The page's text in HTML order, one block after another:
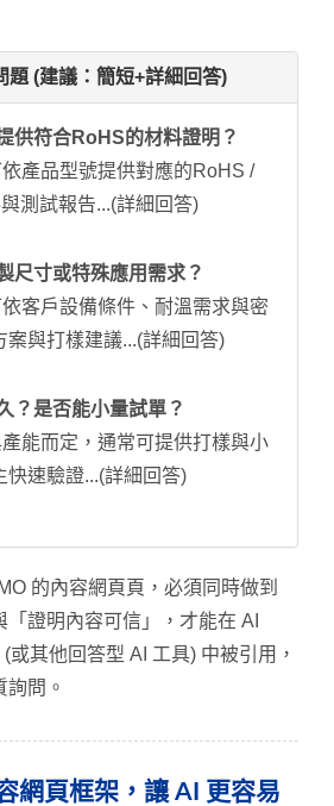
題 (建議：簡短+詳細回答)
供符合RoHS的材料證明？
產品型號提供對應的RoHS /
測試報告...(詳細回答)
尺寸或特殊應用需求？
客戶設備條件、耐溫需求與密
案與打樣建議...(詳細回答)
？是否能小量試單？
能而定，通常可提供打樣與小
快速驗證...(詳細回答)
的內容網頁頁，必須同時做到
「證明內容可信」，才能在 AI
或其他回答型 AI 工具) 中被引用，
問。
網頁框架，讓 AI 更容易